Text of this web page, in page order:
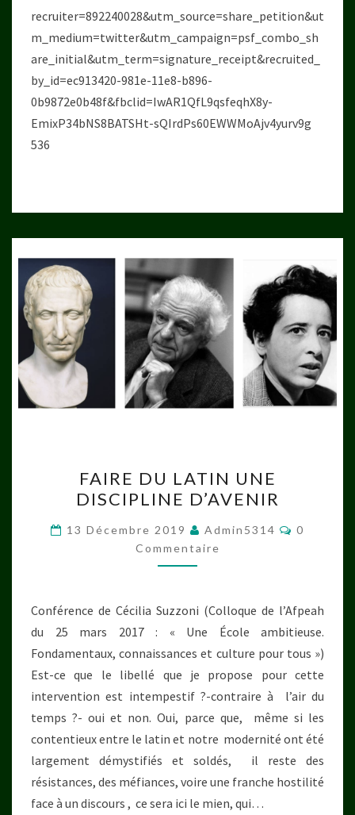
recruiter=892240028&utm_source=share_petition&ut
m_medium=twitter&utm_campaign=psf_combo_sh
are_initial&utm_term=signature_receipt&recruited_
by_id=ec913420-981e-11e8-b896-
0b9872e0b48f&fbclid=IwAR1QfL9qsfeqhX8y-
EmixP34bNS8BATSHt-sQIrdPs60EWWMoAjv4yurv9g
536
DU
LATIN
UNE
DISCIPLINE
D’AVENIR
FAIRE DU LATIN UNE
DISCIPLINE D’AVENIR
13 Décembre 2019 Admin5314
0
Commentaire
Conférence de Cécilia Suzzoni (Colloque de l’Afpeah
du 25 mars 2017 : « Une École ambitieuse.
Fondamentaux, connaissances et culture pour tous »)
Est-ce que le libellé que je propose pour cette
intervention est intempestif ?-contraire à l’air du
temps ?- oui et non. Oui, parce que, même si les
contentieux entre le latin et notre modernité ont été
largement démystifiés et soldés, il reste des
résistances, des méfiances, voire une franche hostilité
face à un discours , ce sera ici le mien, qui…